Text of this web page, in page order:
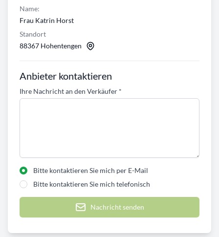
Name:
Frau Katrin Horst
Standort
88367 Hohentengen
Anbieter kontaktieren
Ihre Nachricht an den Verkäufer *
Bitte kontaktieren Sie mich per E-Mail
Bitte kontaktieren Sie mich telefonisch
Nachricht senden